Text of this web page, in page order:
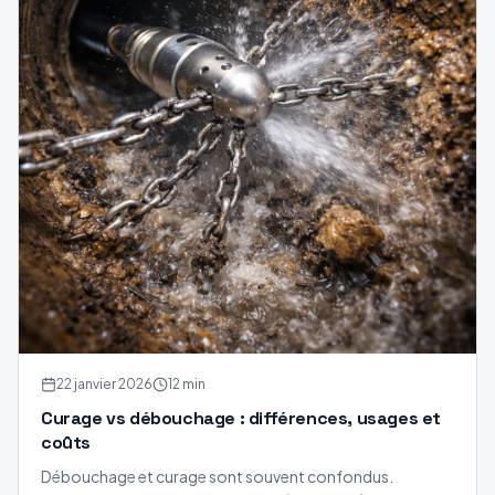
22 janvier 2026 12 min
Curage vs débouchage : différences, usages et
coûts
Débouchage et curage sont souvent confondus.